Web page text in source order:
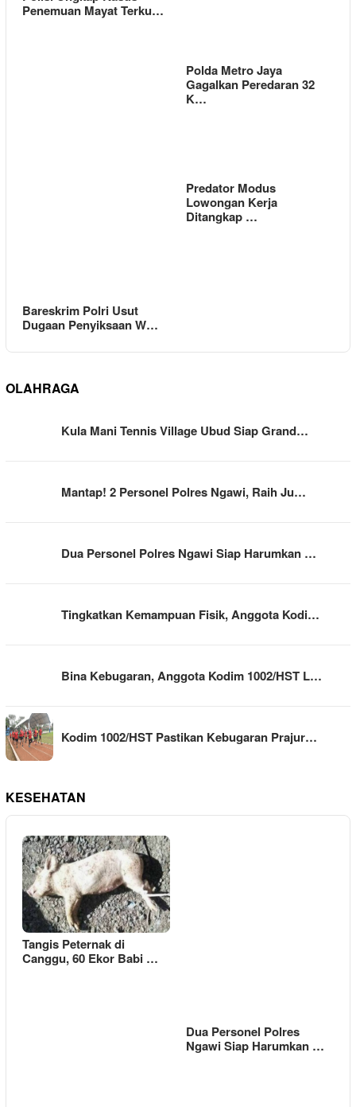
Penemuan Mayat Terku…
Polda Metro Jaya
Gagalkan Peredaran 32
K…
Bareskrim Polri Usut
Dugaan Penyiksaan W…
Predator Modus
Lowongan Kerja
Ditangkap …
OLAHRAGA
Kula Mani Tennis Village Ubud Siap Grand…
Mantap! 2 Personel Polres Ngawi, Raih Ju…
Dua Personel Polres Ngawi Siap Harumkan …
Tingkatkan Kemampuan Fisik, Anggota Kodi…
Bina Kebugaran, Anggota Kodim 1002/HST L…
Kodim 1002/HST Pastikan Kebugaran Prajur…
KESEHATAN
Tangis Peternak di
Canggu, 60 Ekor Babi …
Dua Personel Polres
Ngawi Siap Harumkan …